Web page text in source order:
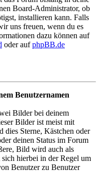
Board-Administrator, ob
installieren kann. Falls
uns freuen, wenn du es
dazu können auf
oder aufphpBB.de
Benutzernamen
Bilder bei deinem
Bilder ist meist mit
dies Sterne, Kästchen oder
deinen Status im Forum
Bild wird auch als
hierbei in der Regel um
Benutzer zu Benutzer